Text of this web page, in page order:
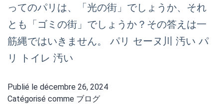
ってのパリは、「光の街」でしょうか、それ
とも「ゴミの街」でしょうか？その答えは一
筋縄ではいきません。 パリ セーヌ川 汚い パ
リ トイレ 汚い
Publié le décembre 26, 2024
Catégorisé comme ブログ